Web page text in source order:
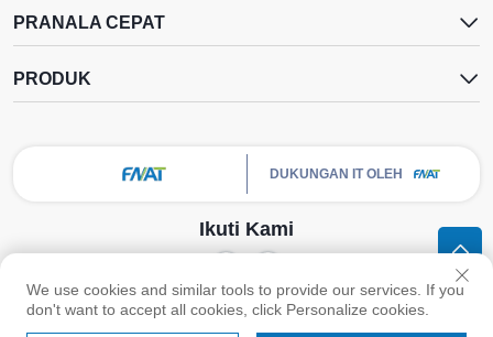
PRANALA CEPAT
PRODUK
DUKUNGAN IT OLEH
Ikuti Kami
Hak cipta © Nanjing FNAT Chemical Co., Ltd. All Rights Reserved -
Kebijakan Privasi
We use cookies and similar tools to provide our services. If you
don't want to accept all cookies, click Personalize cookies.